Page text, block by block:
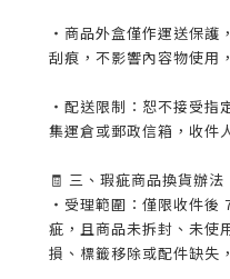
・商品外盒僅作運送保
刮痕，不影響內容物使用
・配送限制：恕不接受
集運倉或郵政信箱，收件
🧾 三、瑕疵商品換貨辦法
・受理範圍：僅限收件後
疵，且商品未拆封、未使
損、標籤移除或配件缺失